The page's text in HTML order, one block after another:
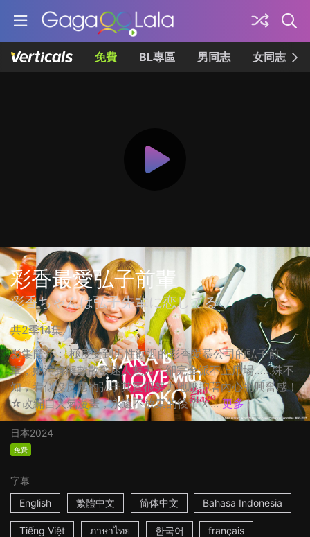
免費 BL專區 男同志 女同志
彩香最愛弘子前輩
彩香ちゃんは弘子先輩に恋してる
共2季14集
影集簡介： 極度受到男性歡迎的彩香愛慕公司的弘子前
輩，她渾身解數散發迷人魅力，卻完全派不上用場……殊不
知，看似沒反應的弘子其實很努力地壓抑著內心的興奮感！
☆改編自人氣漫畫，永遠不放棄的後輩Ｘ... 更多
日本2024
免費
字幕
English
繁體中文 简体中文 Bahasa Indonesia
Tiếng Việt ภาษาไทย 한국어 français